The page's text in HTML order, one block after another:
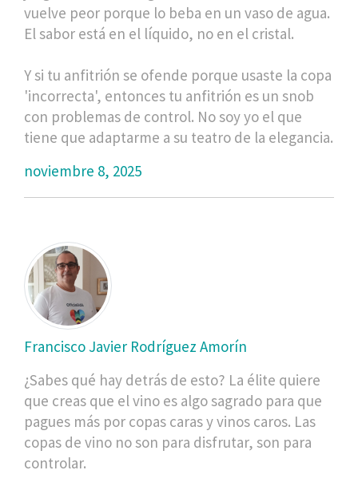
vuelve peor porque lo beba en un vaso de agua.
El sabor está en el líquido, no en el cristal.
Y si tu anfitrión se ofende porque usaste la copa
'incorrecta', entonces tu anfitrión es un snob
con problemas de control. No soy yo el que
tiene que adaptarme a su teatro de la elegancia.
noviembre 8, 2025
Francisco Javier Rodríguez Amorín
¿Sabes qué hay detrás de esto? La élite quiere
que creas que el vino es algo sagrado para que
pagues más por copas caras y vinos caros. Las
copas de vino no son para disfrutar, son para
controlar.